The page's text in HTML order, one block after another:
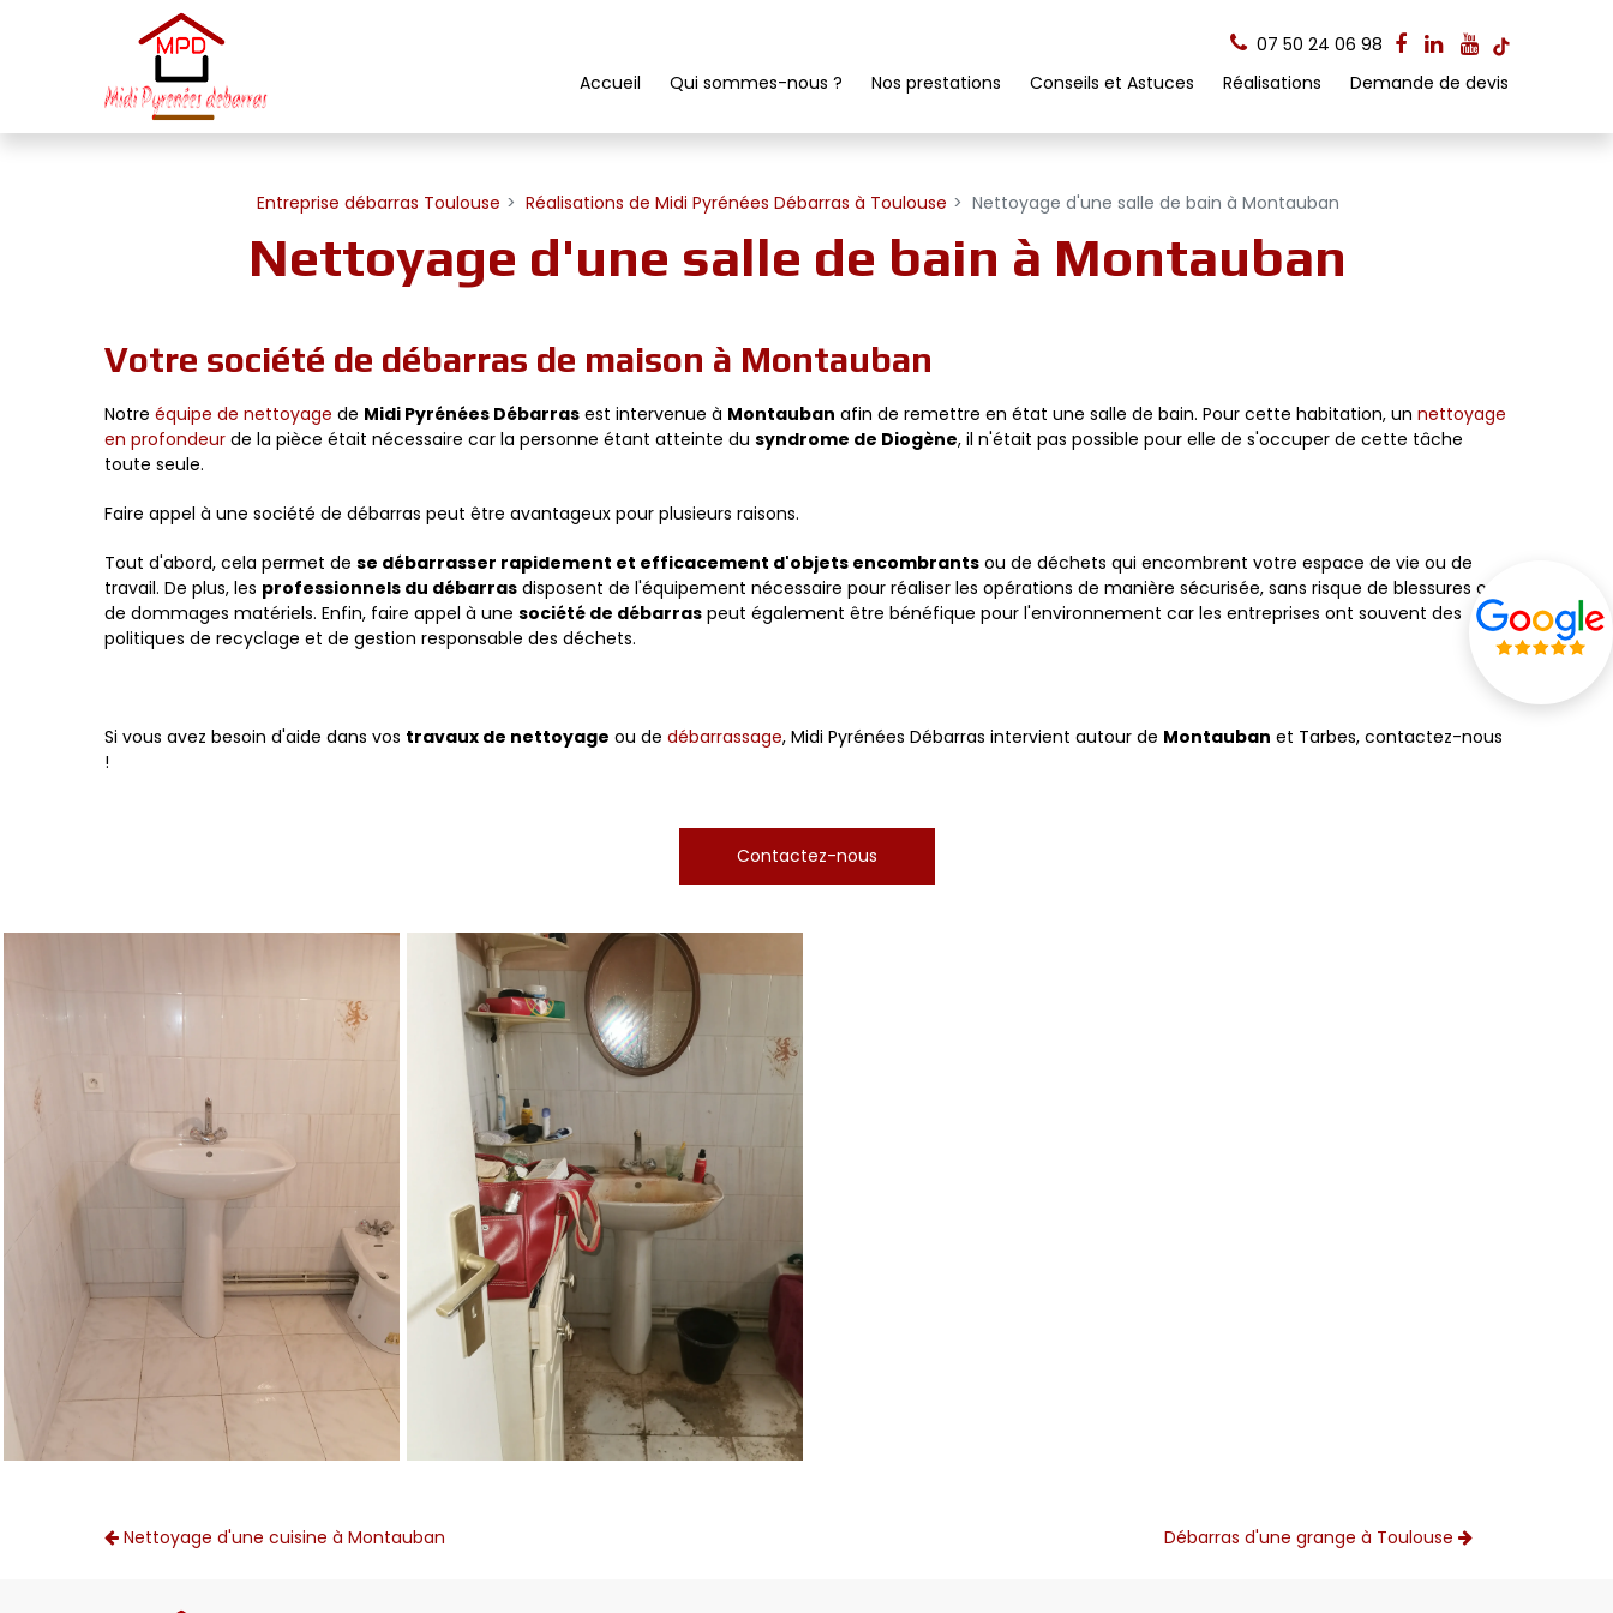
07 50 24 06 98
Accueil
Qui sommes-nous ? Nos prestations Conseils et Astuces Réalisations Demande de devis
Entreprise débarras Toulouse Réalisations de Midi Pyrénées Débarras à Toulouse Nettoyage d'une salle de bain à Montauban
Nettoyage d'une salle de bain à Montauban
Votre société de débarras de maison à Montauban
Notre équipe de nettoyage de Midi Pyrénées Débarras est intervenue à Montauban afin de remettre en état une salle de bain. Pour cette habitation, un nettoyage
en profondeur de la pièce était nécessaire car la personne étant atteinte du syndrome de Diogène, il n'était pas possible pour elle de s'occuper de cette tâche
toute seule.
Faire appel à une société de débarras peut être avantageux pour plusieurs raisons.
Tout d'abord, cela permet de se débarrasser rapidement et efficacement d'objets encombrants ou de déchets qui encombrent votre espace de vie ou de
travail. De plus, les professionnels du débarras disposent de l'équipement nécessaire pour réaliser les opérations de manière sécurisée, sans risque de blessures ou
de dommages matériels. Enfin, faire appel à une société de débarras peut également être bénéfique pour l'environnement car les entreprises ont souvent des
politiques de recyclage et de gestion responsable des déchets.
Si vous avez besoin d'aide dans vos travaux de nettoyage ou de débarrassage, Midi Pyrénées Débarras intervient autour de Montauban et Tarbes, contactez-nous
!
Contactez-nous
Nettoyage d'une cuisine à Montauban Débarras d'une grange à Toulouse
Panneau de gestion des cookies